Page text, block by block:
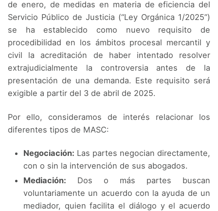
de enero, de medidas en materia de eficiencia del
Servicio Público de Justicia (“Ley Orgánica 1/2025”)
se ha establecido como nuevo requisito de
procedibilidad en los ámbitos procesal mercantil y
civil la acreditación de haber intentado resolver
extrajudicialmente la controversia antes de la
presentación de una demanda. Este requisito será
exigible a partir del 3 de abril de 2025.
Por ello, consideramos de interés relacionar los
diferentes tipos de MASC:
Negociación: Las partes negocian directamente,
con o sin la intervención de sus abogados.
Mediación: Dos o más partes buscan
voluntariamente un acuerdo con la ayuda de un
mediador, quien facilita el diálogo y el acuerdo